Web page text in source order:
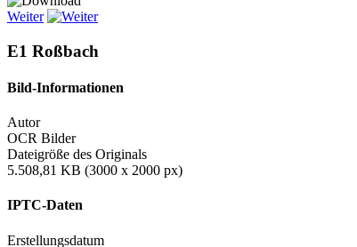
Weiter
E1 Roßbach
Bild-Informationen
Autor
OCR Bilder
Dateigröße des Originals
5.508,81 KB (3000 x 2000 px)
IPTC-Daten
Erstellungsdatum